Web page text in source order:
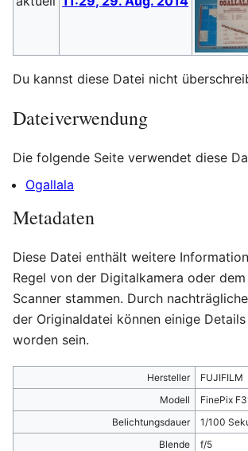
Du kannst diese Datei nicht
Dateiverwendung
Die folgende Seite verwendet diese
Ogallala
Metadaten
Diese Datei enthält weitere
Regel von der Digitalkamera oder
Scanner stammen. Durch
der Originaldatei können einige
worden sein.
Hersteller
FUJIFILM
Modell
FinePix
Belichtungsdauer
1/100
Blende
f/5